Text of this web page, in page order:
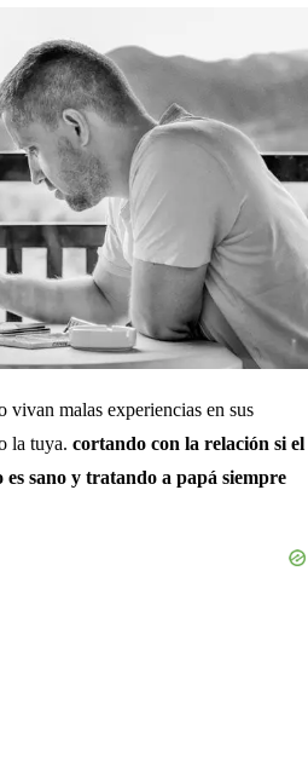
vivan malas experiencias en sus
la tuya. cortando con la relación si el
sano y tratando a papá siempre